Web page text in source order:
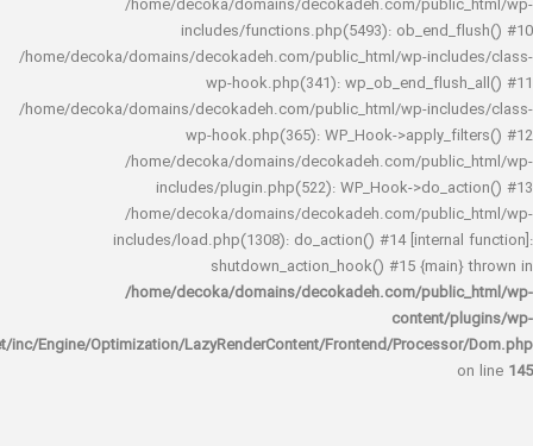
/home/decoka/domains/decokadeh.com/
includes/functions.php(5493):
/home/decoka/domains/decokadeh.com/public_html/wp-
wp-hook.php(341):
/home/decoka/domains/decokadeh.com/public_html/wp-
wp-hook.php(365): WP_Hook-
/home/decoka/domains/decokadeh.com/
includes/plugin.php(522): WP_Hook-
/home/decoka/domains/decokadeh.com/
includes/load.php(1308): do_action() #14
shutdown_action_hook() #15
/home/decoka/domains/decokadeh.com/
rocket/inc/Engine/Optimization/LazyRenderContent/Frontend/